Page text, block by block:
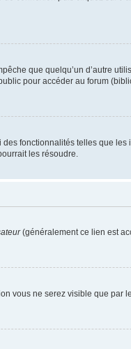
que quelqu’un d’autre
pour accéder au forum
fonctionnalités telles que
les résoudre.
(généralement ce lien est
vous ne serez visible que par